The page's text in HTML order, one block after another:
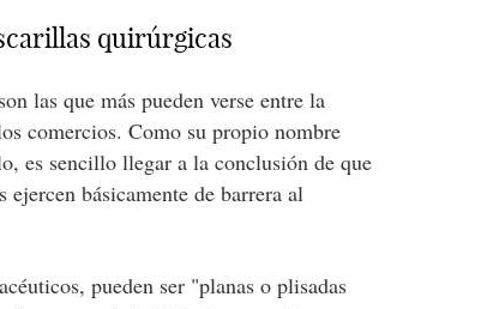
quirúrgicas
las que más pueden verse entre la
comercios. Como su propio nombre
es sencillo llegar a la conclusión de que
ejercen básicamente de barrera al
pueden ser "planas o plisadas